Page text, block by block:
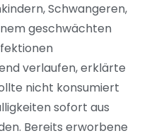
Schwangeren,
geschwächten
verlaufen, erklärte
nicht konsumiert
sofort aus
Bereits erworbene